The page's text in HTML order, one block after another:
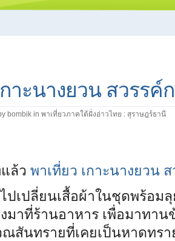
าะนางยวน สวรรค์
bombik in พาเที่ยวภาคใต้ฝั่งอ่าวไทย : สุราษฎร์ธานี
ล้ว พาเที่ยว เกาะนางยวน
เปลี่ยนเสื้อผ้าในชุดพร้อมลุ
มาที่ร้านอาหาร เพื่อมาทา
ณสันทรายที่เคยเป็นหาดทร